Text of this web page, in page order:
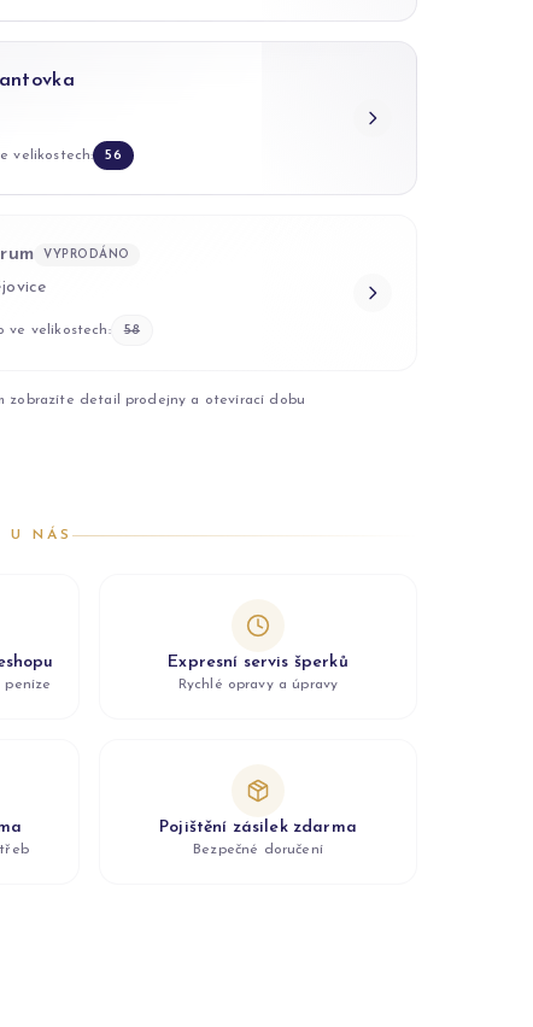
velikostech: 56
VYPRODÁNO
ve velikostech: 58
zobrazíte detail prodejny a otevírací dobu
U NÁS
peníze
Expresní servis šperků
Rychlé opravy a úpravy
Pojištění zásilek zdarma
Bezpečné doručení